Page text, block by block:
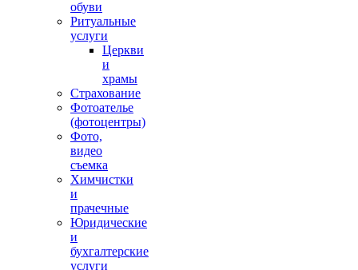
обуви
Ритуальные
услуги
Церкви
и
храмы
Страхование
Фотоателье
(фотоцентры)
Фото,
видео
съемка
Химчистки
и
прачечные
Юридические
и
бухгалтерские
услуги